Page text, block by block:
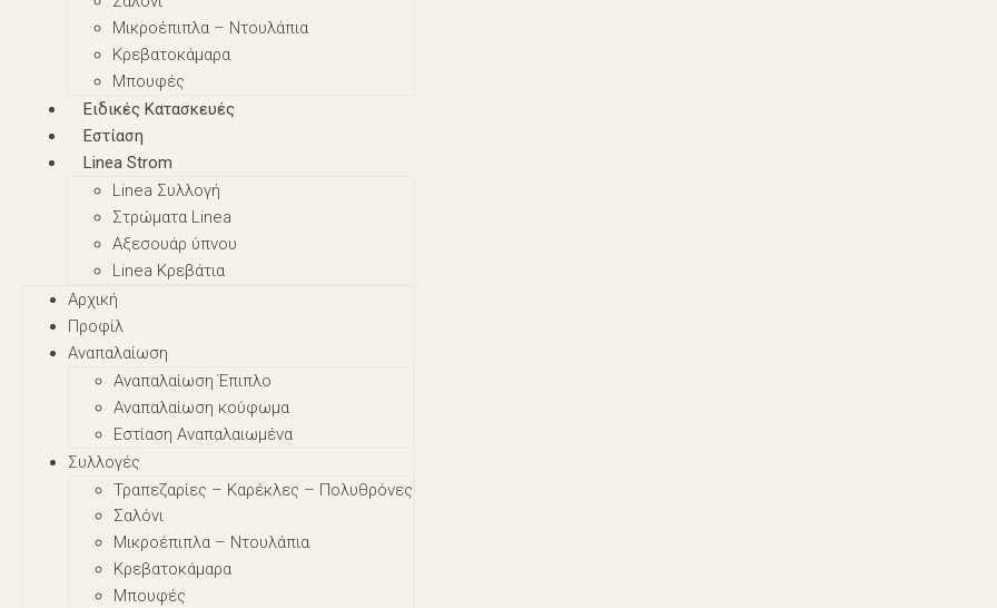
Μικροέπιπλα – Nτουλάπια
Κρεβατοκάμαρα
Μπουφές
Ειδικές Κατασκευές
Εστίαση
Linea Strom
Linea Συλλογή
Στρώματα Linea
Αξεσουάρ ύπνου
Linea Κρεβάτια
Αρχική
Προφίλ
Αναπαλαίωση
Αναπαλαίωση Έπιπλο
Αναπαλαίωση κούφωμα
Εστίαση Αναπαλαιωμένα
Συλλογές
Τραπεζαρίες – Καρέκλες – Πολυθρόνες
Σαλόνι
Μικροέπιπλα – Nτουλάπια
Κρεβατοκάμαρα
Μπουφές